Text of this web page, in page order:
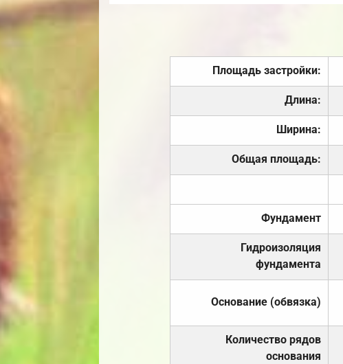
Площадь застройки:
Длина:
Ширина:
Общая площадь:
Фундамент
Гидроизоляция
фундамента
Основание (обвязка)
Количество рядов
основания